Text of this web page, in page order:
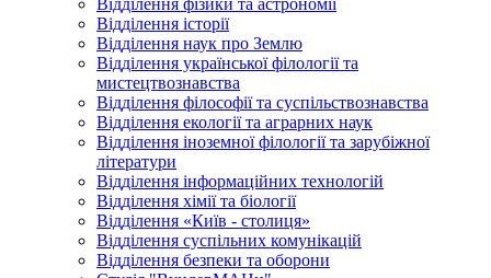
Відділення фізики та астрономії
Відділення історії
Відділення наук про Землю
Відділення української філології та
мистецтвознавства
Відділення філософії та суспільствознавства
Відділення екології та аграрних наук
Відділення іноземної філології та зарубіжної
літератури
Відділення інформаційних технологій
Відділення хімії та біології
Відділення «Київ - столиця»
Відділення суспільних комунікацій
Відділення безпеки та оборони